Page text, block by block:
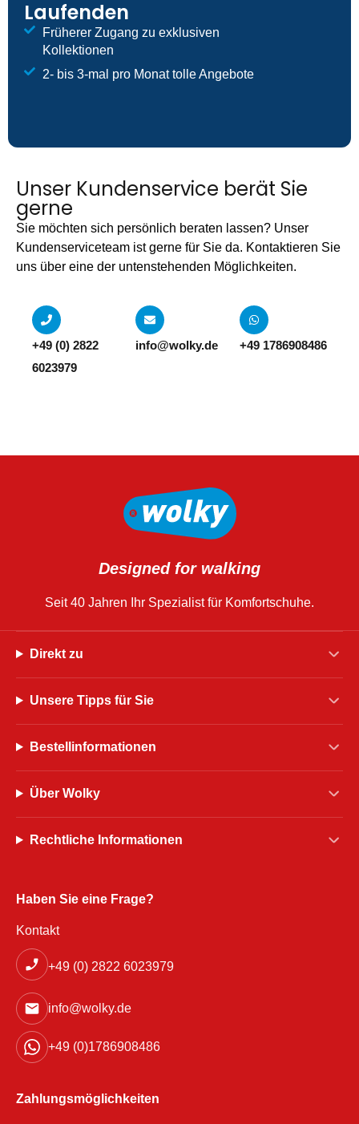
Laufenden
Früherer Zugang zu exklusiven
Kollektionen
2- bis 3-mal pro Monat tolle Angebote
Unser Kundenservice berät Sie
gerne
Sie möchten sich persönlich beraten lassen? Unser
Kundenserviceteam ist gerne für Sie da. Kontaktieren Sie
uns über eine der untenstehenden Möglichkeiten.
+49 (0) 2822
6023979
info@wolky.de +49 1786908486
Designed for walking
Seit 40 Jahren Ihr Spezialist für Komfortschuhe.
Direkt zu
Unsere Tipps für Sie
Bestellinformationen
Über Wolky
Rechtliche Informationen
Haben Sie eine Frage?
Kontakt
+49 (0) 2822 6023979
info@wolky.de
+49 (0)1786908486
Zahlungsmöglichkeiten